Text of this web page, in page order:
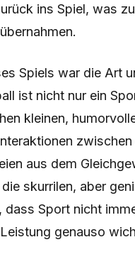
ins Spiel, was
Spiels war die Art
ist nicht nur ein
kleinen,
aus dem
skurrilen, aber
Sport nicht
genauso